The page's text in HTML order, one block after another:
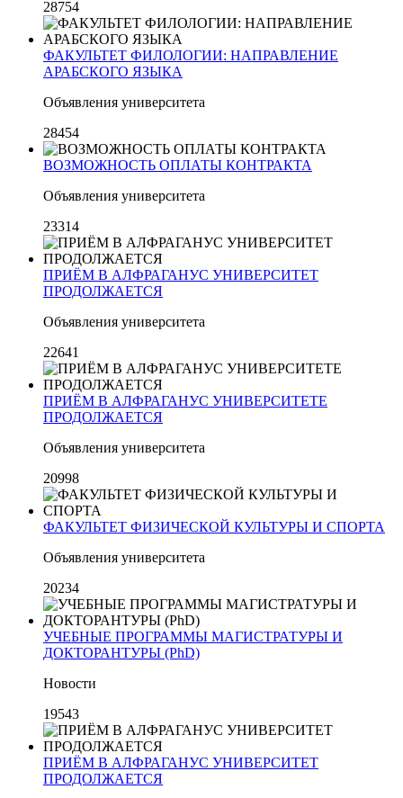
28754
ФАКУЛЬТЕТ ФИЛОЛОГИИ: НАПРАВЛЕНИЕ
АРАБСКОГО ЯЗЫКА
Объявления университета
28454
ВОЗМОЖНОСТЬ ОПЛАТЫ КОНТРАКТА
Объявления университета
23314
ПРИЁМ В АЛФРАГАНУС УНИВЕРСИТЕТ
ПРОДОЛЖАЕТСЯ
Объявления университета
22641
ПРИЁМ В АЛФРАГАНУС УНИВЕРСИТЕТЕ
ПРОДОЛЖАЕТСЯ
Объявления университета
20998
ФАКУЛЬТЕТ ФИЗИЧЕСКОЙ КУЛЬТУРЫ И СПОРТА
Объявления университета
20234
УЧЕБНЫЕ ПРОГРАММЫ МАГИСТРАТУРЫ И
ДОКТОРАНТУРЫ (PhD)
Новости
19543
ПРИЁМ В АЛФРАГАНУС УНИВЕРСИТЕТ
ПРОДОЛЖАЕТСЯ